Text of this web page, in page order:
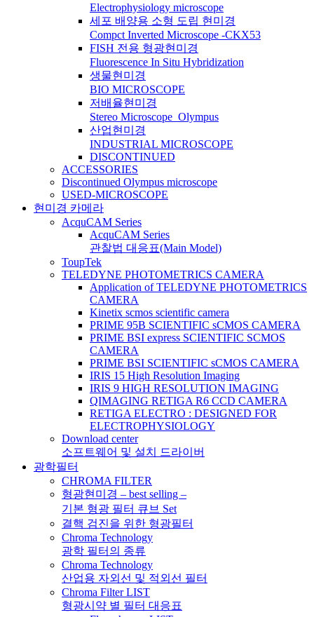
Electrophysiology microscope
세포 배양용 소형 도립 현미경
Compct Inverted Microscope -CKX53
FISH 전용 형광현미경
Fluorescence In Situ Hybridization
생물현미경
BIO MICROSCOPE
저배율현미경
Stereo Microscope_Olympus
산업현미경
INDUSTRIAL MICROSCOPE
DISCONTINUED
ACCESSORIES
Discontinued Olympus microscope
USED-MICROSCOPE
현미경 카메라
AcquCAM Series
AcquCAM Series
관찰법 대응표(Main Model)
ToupTek
TELEDYNE PHOTOMETRICS CAMERA
Application of TELEDYNE PHOTOMETRICS
CAMERA
Kinetix scmos scientific camera
PRIME 95B SCIENTIFIC sCMOS CAMERA
PRIME BSI express SCIENTIFIC SCMOS
CAMERA
PRIME BSI SCIENTIFIC sCMOS CAMERA
IRIS 15 High Resolution Imaging
IRIS 9 HIGH RESOLUTION IMAGING
QIMAGING RETIGA R6 CCD CAMERA
RETIGA ELECTRO : DESIGNED FOR
ELECTROPHYSIOLOGY
Download center
소프트웨어 및 설치 드라이버
광학필터
CHROMA FILTER
형광현미경 – best selling –
기본 형광 필터 큐브 Set
결핵 검진을 위한 형광필터
Chroma Technology
광학 필터의 종류
Chroma Technology
산업용 자외선 및 적외선 필터
Chroma Filter LIST
형광시약 별 필터 대응표